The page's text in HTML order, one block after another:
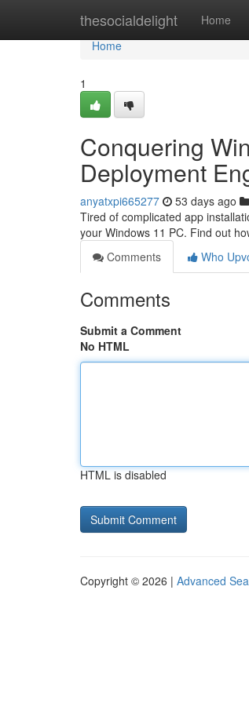
thesocialdelight Home
Home
Home
1
Conquering
Deployment
anyatxpi665277 53 days ago
Tired of complicated app
your Windows 11 PC. Find out
Comments
Who
Comments
Submit a Comment
No HTML
HTML is disabled
Copyright © 2026 | Advanced